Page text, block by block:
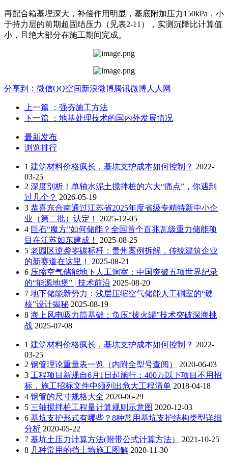
再配合箱基埋深大，补偿作用明显，基底附加压力150kPa，小
于持力层的前期超固结压力（见表2-11），实测沉降比计算值
小，且绝大部分在施工期间完成。
分享到： 微信QQ空间新浪微博腾讯微博人人网
上一篇
：强夯施工方法
下一篇
：地基处理技术的国内外发展情况
最新发布
浏览排行
1 建筑材料价格疯长，基坑支护成本如何控制？ 2022-
03-25
2 深度剖析！单轴水泥土搅拌桩的六大“痛点”，你遇到
过几个？ 2026-05-19
3 恭喜东合南通过江苏省2025年度省级专精特新中小企
业（第二批）认定！
2025-12-05
4 巨石“魔方”如何储能？全国首个百兆瓦级重力储能项
目在江苏如东建成！
2025-08-25
5 老园区逆袭零碳标杆：贵州案例拆解，传统建筑企业
的新赛道在这里！
2025-08-21
6 压缩空气储能地下人工洞室：中国突破五项世界纪录
的“能源地堡” | 技术前沿 2025-08-20
7 地下储能新势力：浅层压缩空气储能人工硐室的“硬
核”设计揭秘 2025-08-19
8 海上风电吸力筒基础：负压“拔火罐”技术突破深海挑
战 2025-07-08
1 建筑材料价格疯长，基坑支护成本如何控制？ 2022-
03-25
2 钢管理论重量表一览（内附全型号查阅）
2020-06-03
3 工程项目新规自6月1日起施行：400万以下项目不用招
标，施工招标文件中须列出危大工程清单 2018-04-18
4 钢管的尺寸规格大全 2020-06-29
5 三轴搅拌桩工程量计算规则示意图 2020-12-03
6 基坑支护形式有哪些？8种常用基坑支护结构类型详细
分析 2020-05-22
7 基坑土压力计算方法(附带公式计算方法）
2021-10-25
8 几种常用的挡土墙施工图解 2020-11-30